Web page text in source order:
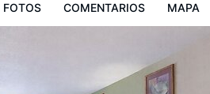
FOTOS COMENTARIOS MAPA